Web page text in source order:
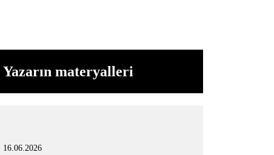
Yazarın materyalleri
16.06.2026